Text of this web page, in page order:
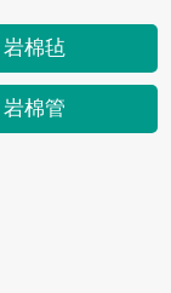
岩棉毡
岩棉管